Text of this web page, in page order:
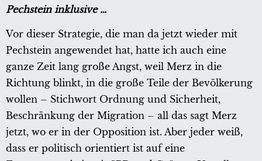
Pechstein inklusive …
Vor dieser Strategie, die man da jetzt wieder mit
Pechstein angewendet hat, hatte ich auch eine
ganze Zeit lang große Angst, weil Merz in die
Richtung blinkt, in die große Teile der Bevölkerung
wollen – Stichwort Ordnung und Sicherheit,
Beschränkung der Migration – all das sagt Merz
jetzt, wo er in der Opposition ist. Aber jeder weiß,
dass er politisch orientiert ist auf eine